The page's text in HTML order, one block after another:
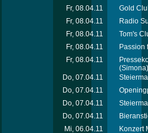
Fr, 08.04.11
Gold
Fr, 08.04.11
Radio
Fr, 08.04.11
Tom's
Fr, 08.04.11
Passion
Fr, 08.04.11
(Simona)
Do, 07.04.11
Do, 07.04.11
Do, 07.04.11
Do, 07.04.11
Mi, 06.04.11
Konzert